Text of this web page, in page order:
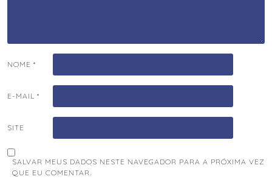
NOME *
E-MAIL *
SITE
SALVAR MEUS DADOS NESTE NAVEGADOR PARA A PRÓXIMA VEZ
QUE EU COMENTAR.